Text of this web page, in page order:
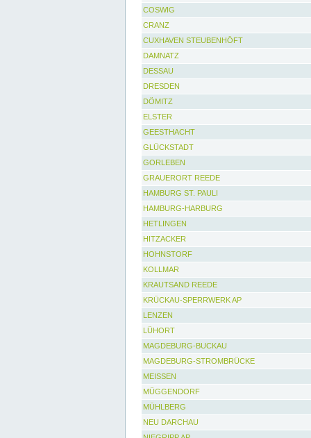
COSWIG
CRANZ
CUXHAVEN STEUBENHÖFT
DAMNATZ
DESSAU
DRESDEN
DÖMITZ
ELSTER
GEESTHACHT
GLÜCKSTADT
GORLEBEN
GRAUERORT REEDE
HAMBURG ST. PAULI
HAMBURG-HARBURG
HETLINGEN
HITZACKER
HOHNSTORF
KOLLMAR
KRAUTSAND REEDE
KRÜCKAU-SPERRWERK AP
LENZEN
LÜHORT
MAGDEBURG-BUCKAU
MAGDEBURG-STROMBRÜCKE
MEISSEN
MÜGGENDORF
MÜHLBERG
NEU DARCHAU